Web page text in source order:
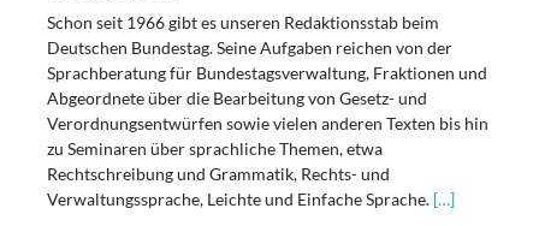
Schon seit 1966 gibt es unseren Redaktionsstab beim
Deutschen Bundestag. Seine Aufgaben reichen von der
Sprachberatung für Bundestagsverwaltung, Fraktionen und
Abgeordnete über die Bearbeitung von Gesetz- und
Verordnungsentwürfen sowie vielen anderen Texten bis hin
zu Seminaren über sprachliche Themen, etwa
Rechtschreibung und Grammatik, Rechts- und
Verwaltungssprache, Leichte und Einfache Sprache. […]